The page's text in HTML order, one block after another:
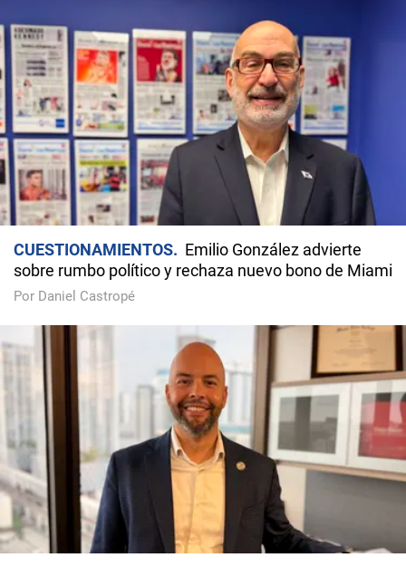
CUESTIONAMIENTOS
Emilio González advierte
sobre rumbo político y rechaza nuevo bono de Miami
Por Daniel Castropé